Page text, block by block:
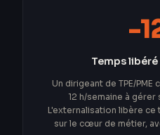
-
Temps
Un dirigeant de TPE/
12 h/semaine à
L'externalisation libère
sur le cœur de métier,